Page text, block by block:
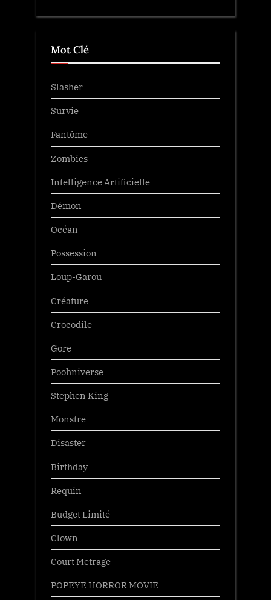
Mot Clé
Slasher
Survie
Fantôme
Zombies
Intelligence Artificielle
Démon
Océan
Possession
Loup-Garou
Créature
Crocodile
Gore
Poohniverse
Stephen King
Monstre
Disaster
Birthday
Requin
Budget Limité
Clown
Court Metrage
POPEYE HORROR MOVIE